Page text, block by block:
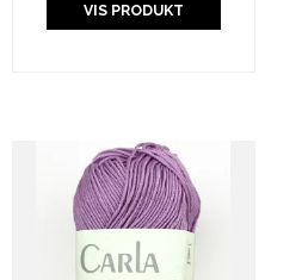
VIS PRODUKT